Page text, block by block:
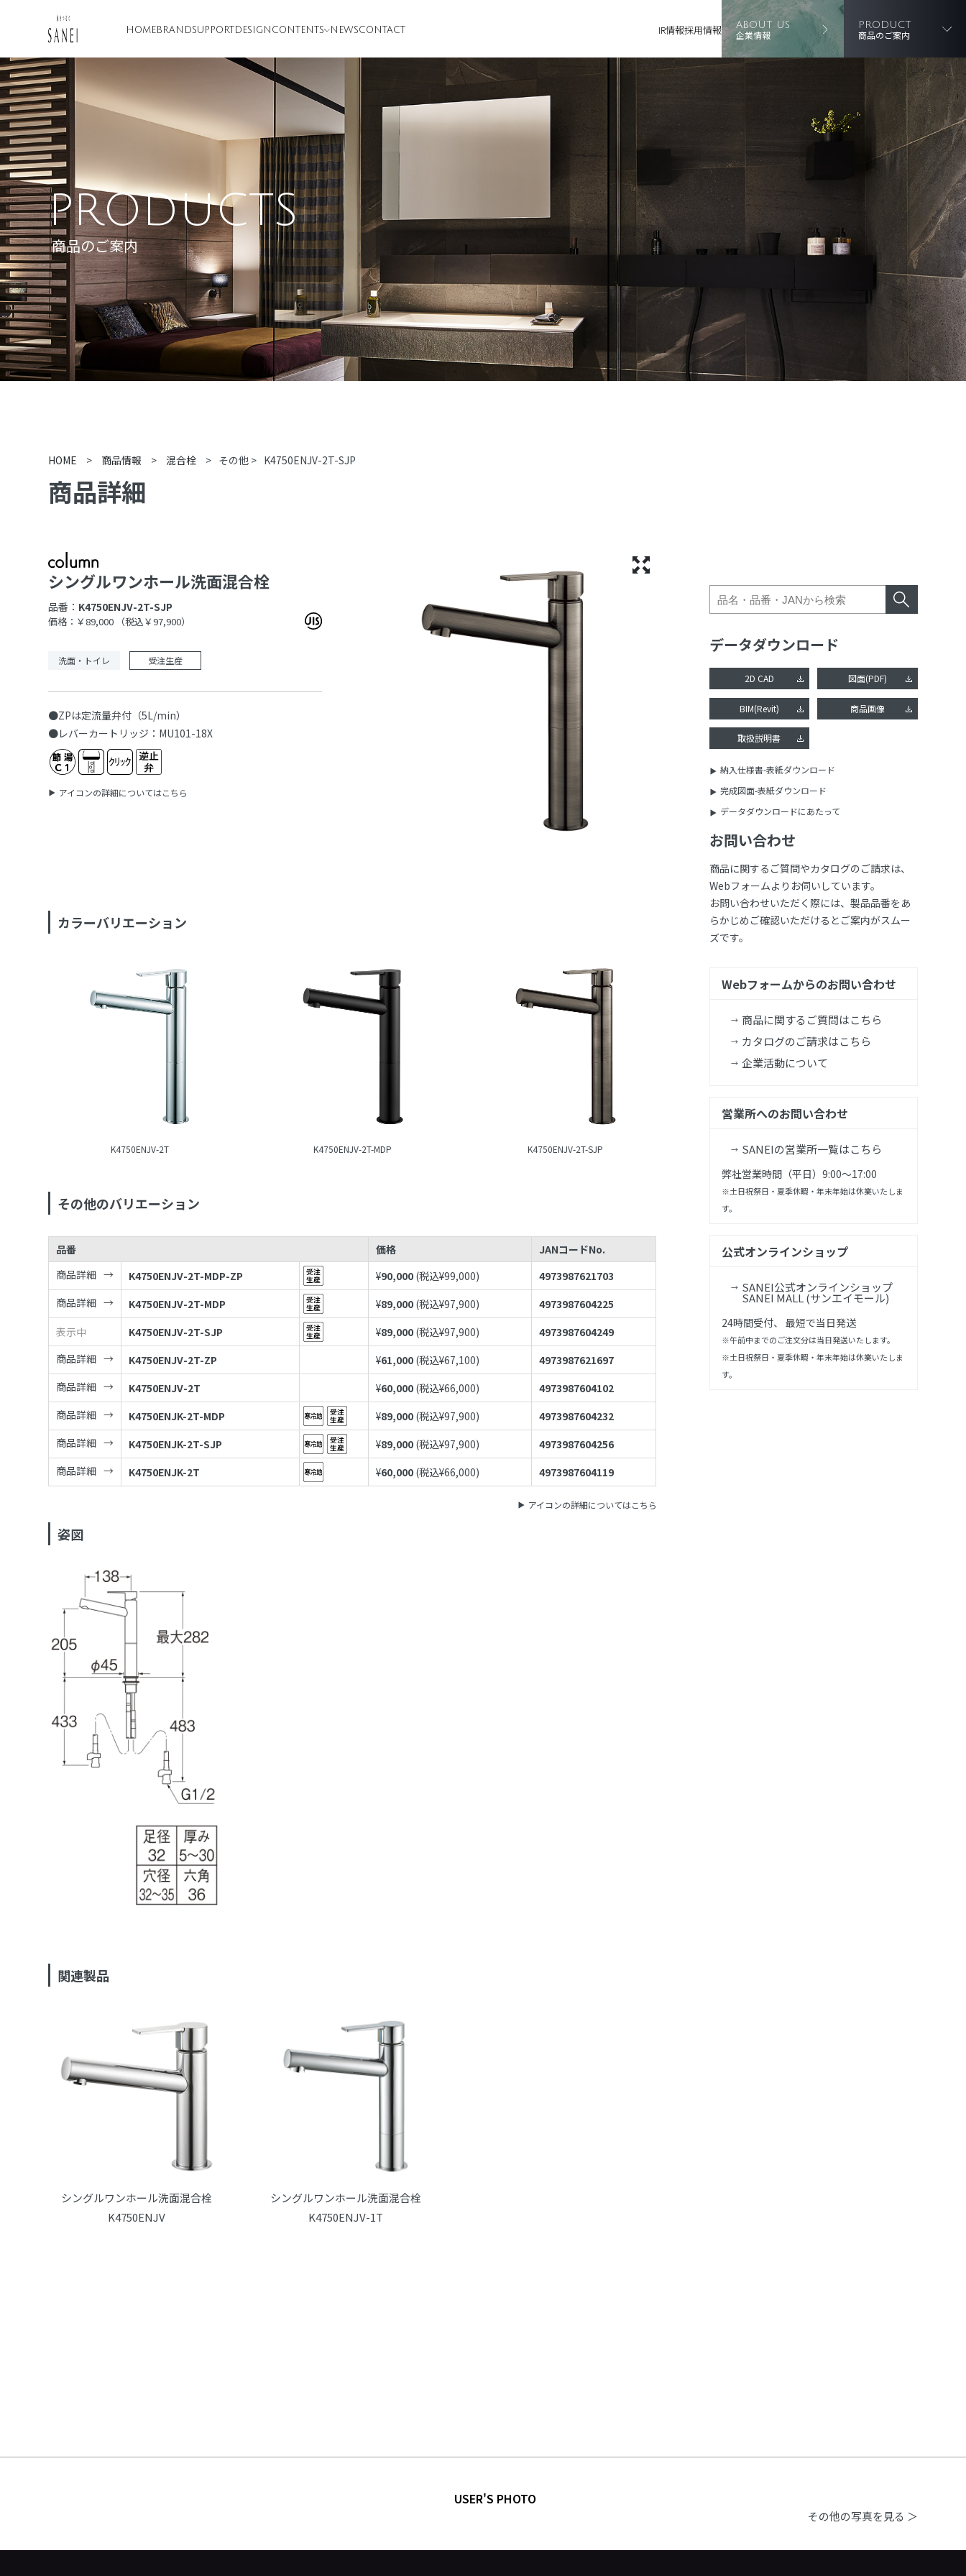
HOME BRANDSUPPORT DESIGN CONTENTS NEWSCONTACT IR情報採用情報 ABOUT US
企業情報
PRODUCT
商品のご案内
PRODUCTS
商品のご案内
HOME > 商品情報 > 混合栓 > その他 > K4750ENJV-2T-SJP
商品詳細
シングルワンホール洗面混合栓
品番： K4750ENJV-2T-SJP
価格：￥89,000 （税込￥97,900）
洗面・トイレ 受注生産
●ZPは定流量弁付（5L/min）
●レバーカートリッジ：MU101-18X
アイコンの詳細についてはこちら
カラーバリエーション
K4750ENJV-2T K4750ENJV-2T-MDP K4750ENJV-2T-SJP
その他のバリエーション
品番 価格
JANコードNo.
商品詳細
K4750ENJV-2T-MDP-ZP ¥90,000 (税込¥99,000)
4973987621703
商品詳細
K4750ENJV-2T-MDP ¥89,000 (税込¥97,900)
4973987604225
表示中
K4750ENJV-2T-SJP ¥89,000 (税込¥97,900)
4973987604249
商品詳細
K4750ENJV-2T-ZP ¥61,000 (税込¥67,100)
4973987621697
商品詳細
K4750ENJV-2T ¥60,000 (税込¥66,000)
4973987604102
商品詳細
K4750ENJK-2T-MDP ¥89,000 (税込¥97,900)
4973987604232
商品詳細
K4750ENJK-2T-SJP ¥89,000 (税込¥97,900)
4973987604256
商品詳細
K4750ENJK-2T ¥60,000 (税込¥66,000) 4973987604119
アイコンの詳細についてはこちら
姿図
関連製品
シングルワンホール洗面混合栓
K4750ENJV
シングルワンホール洗面混合栓
K4750ENJV-1T
データダウンロード
2D CAD 図面(PDF)
BIM(Revit) 商品画像
取扱説明書
納入仕様書-表紙ダウンロード
完成図面-表紙ダウンロード
データダウンロードにあたって
お問い合わせ
商品に関するご質問やカタログのご請求は、
Webフォームよりお伺いしています。
お問い合わせいただく際には、製品品番をあ
らかじめご確認いただけるとご案内がスムー
ズです。
Webフォームからのお問い合わせ
商品に関するご質問はこちら
カタログのご請求はこちら
企業活動について
営業所へのお問い合わせ
SANEIの営業所一覧はこちら
弊社営業時間（平日）9:00～17:00
※土日祝祭日・夏季休暇・年末年始は休業いたしま
す。
公式オンラインショップ
SANEI公式オンラインショップ
SANEI MALL (サンエイモール)
24時間受付、 最短で当日発送
※午前中までのご注文分は当日発送いたします。
※土日祝祭日・夏季休暇・年末年始は休業いたしま
す。
USER'S PHOTO
その他の写真を見る ＞